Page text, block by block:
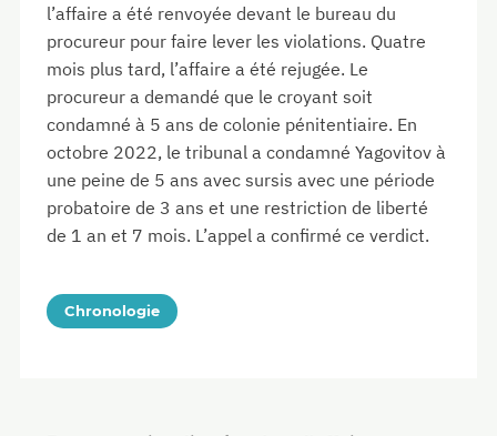
l’affaire a été renvoyée devant le bureau du
procureur pour faire lever les violations. Quatre
mois plus tard, l’affaire a été rejugée. Le
procureur a demandé que le croyant soit
condamné à 5 ans de colonie pénitentiaire. En
octobre 2022, le tribunal a condamné Yagovitov à
une peine de 5 ans avec sursis avec une période
probatoire de 3 ans et une restriction de liberté
de 1 an et 7 mois. L’appel a confirmé ce verdict.
Chronologie